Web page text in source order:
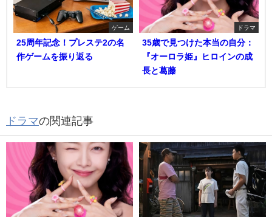
ゲーム
25周年記念！プレステ2の名
作ゲームを振り返る
ドラマ
35歳で見つけた本当の自分：
『オーロラ姫』ヒロインの成
長と葛藤
ドラマの関連記事